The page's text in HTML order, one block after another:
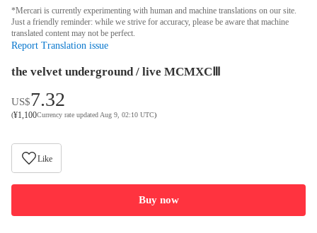
*Mercari is currently experimenting with human and machine translations on our site.
Just a friendly reminder: while we strive for accuracy, please be aware that machine
translated content may not be perfect.
Report Translation issue
the velvet underground / live MCMXCⅢ
US$7.32
(¥1,100Currency rate updated Aug 9, 02:10 UTC)
Like
Buy now